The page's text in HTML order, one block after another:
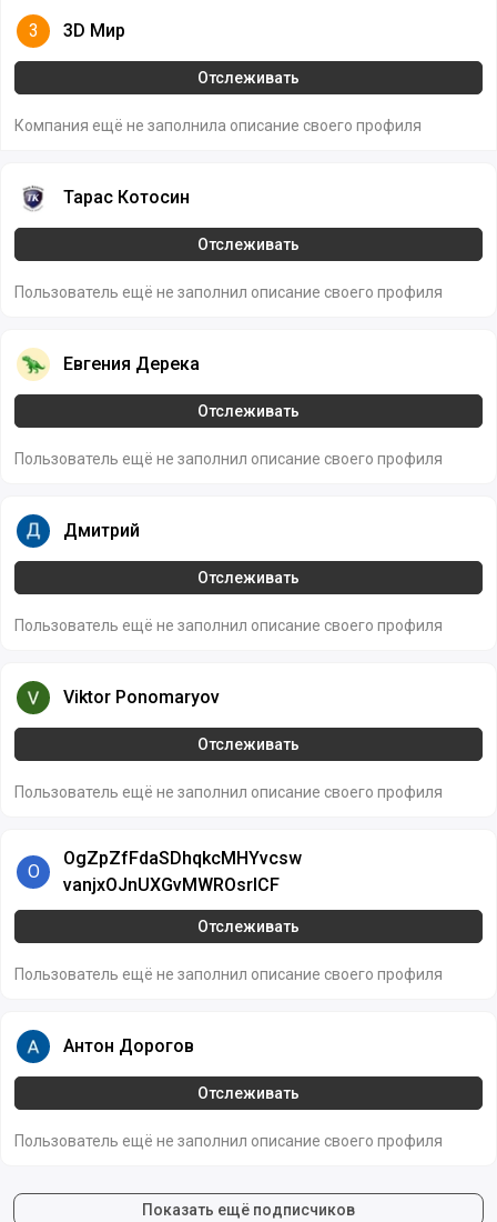
3D Мир
3 3D Мир
Отслеживать
Компания ещё не заполнила описание своего профиля
Тарас Котосин
Тарас Котосин
Отслеживать
Пользователь ещё не заполнил описание своего профиля
Евгения Дерека
Евгения Дерека
Отслеживать
Пользователь ещё не заполнил описание своего профиля
ДмитрийДмитрий
Отслеживать
Пользователь ещё не заполнил описание своего профиля
Viktor Ponomaryov
Viktor Ponomaryov
Отслеживать
Пользователь ещё не заполнил описание своего профиля
OgZpZfFdaSDhqkcMHYvcsw vanjxOJnUXGvMWROsrICF
O
OgZpZfFdaSDhqkcMHYvcsw
vanjxOJnUXGvMWROsrICF
Отслеживать
Пользователь ещё не заполнил описание своего профиля
Антон Дорогов
Антон Дорогов
Отслеживать
Пользователь ещё не заполнил описание своего профиля
Показать ещё подписчиков